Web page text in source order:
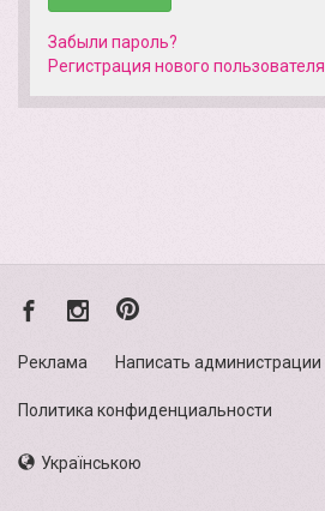
Забыли пароль?
Регистрация нового пользователя
Реклама Написать администрации
Политика конфиденциальности
Українською